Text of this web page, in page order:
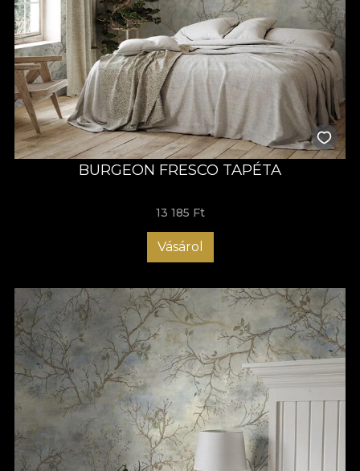
BURGEON FRESCO TAPÉTA
13 185 Ft
Vásárol